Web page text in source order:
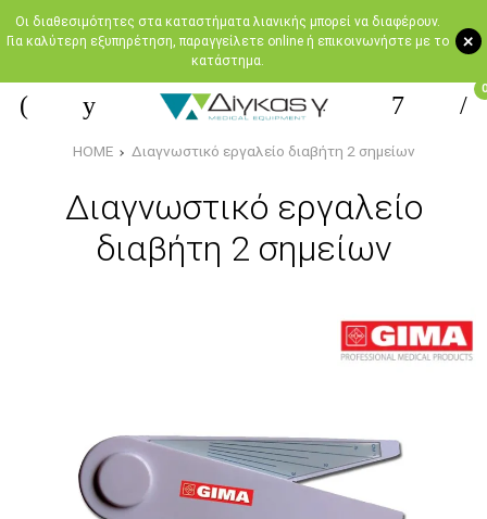
+
Oι διαθεσιμότητες στα καταστήματα λιανικής μπορεί να διαφέρουν.
Για καλύτερη εξυπηρέτηση, παραγγείλετε online ή επικοινωνήστε με το
κατάστημα.
0
HOME Διαγνωστικό εργαλείο διαβήτη 2 σημείων
Διαγνωστικό εργαλείο
διαβήτη 2 σημείων